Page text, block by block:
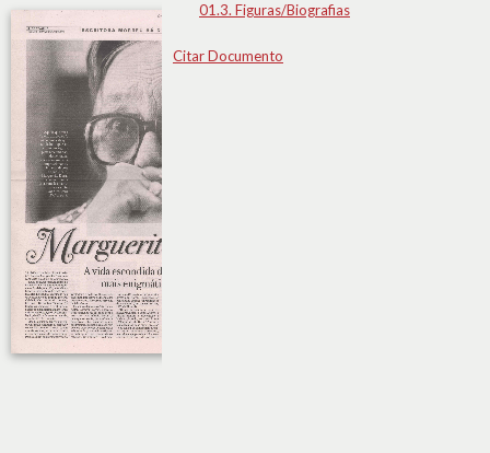
01.3. Figuras/Biografias
Citar Documento